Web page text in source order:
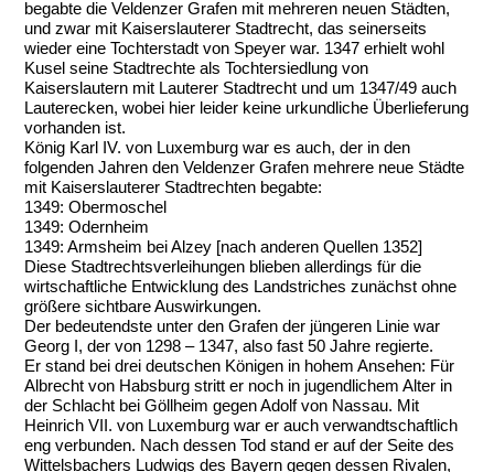
begabte die Veldenzer Grafen mit mehreren neuen Städten,
und zwar mit Kaiserslauterer Stadtrecht, das seinerseits
wieder eine Tochterstadt von Speyer war. 1347 erhielt wohl
Kusel seine Stadtrechte als Tochtersiedlung von
Kaiserslautern mit Lauterer Stadtrecht und um 1347/49 auch
Lauterecken, wobei hier leider keine urkundliche Überlieferung
vorhanden ist.
König Karl IV. von Luxemburg war es auch, der in den
folgenden Jahren den Veldenzer Grafen mehrere neue Städte
mit Kaiserslauterer Stadtrechten begabte:
1349: Obermoschel
1349: Odernheim
1349: Armsheim bei Alzey [nach anderen Quellen 1352]
Diese Stadtrechtsverleihungen blieben allerdings für die
wirtschaftliche Entwicklung des Landstriches zunächst ohne
größere sichtbare Auswirkungen.
Der bedeutendste unter den Grafen der jüngeren Linie war
Georg I, der von 1298 – 1347, also fast 50 Jahre regierte.
Er stand bei drei deutschen Königen in hohem Ansehen: Für
Albrecht von Habsburg stritt er noch in jugendlichem Alter in
der Schlacht bei Göllheim gegen Adolf von Nassau. Mit
Heinrich VII. von Luxemburg war er auch verwandtschaftlich
eng verbunden. Nach dessen Tod stand er auf der Seite des
Wittelsbachers Ludwigs des Bayern gegen dessen Rivalen,